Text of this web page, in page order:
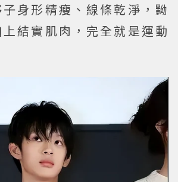
身形精瘦、線條乾淨，黝
結實肌肉，完全就是運動